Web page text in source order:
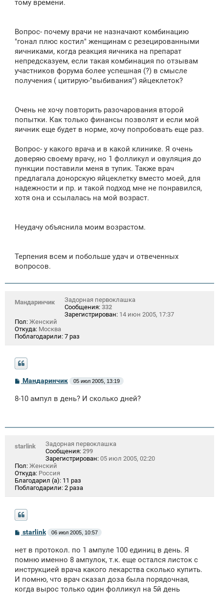
тому времени.
Вопрос- почему врачи не назначают комбинацию
"гонал плюс костил" женщинам с резецированными
яичниками, когда реакция яичника на препарат
непредсказуем, если такая комбинация по отзывам
участников форума более успешная (?) в смысле
получения ( цитирую-"выбивания") яйцеклеток?
Очень не хочу повторить разочарования второй
попытки. Как только финансы позволят и если мой
яичник еще будет в норме, хочу попробовать еще раз.
Вопрос- у какого врача и в какой клинике. Я очень
доверяю своему врачу, но 1 фолликул и овуляция до
пункции поставили меня в тупик. Также врач
предлагала донорскую яйцеклетку вместо моей, для
надежности и пр. и такой подход мне не понравился,
хотя она и ссылалась на мой возраст.
Неудачу объяснила моим возрастом.
Терпения всем и побольше удач и отвеченных
вопросов.
Мандаринчик
Задорная первоклашка
Сообщения: 332
Зарегистрирован: 14 июн 2005, 17:37
Пол: Женский
Откуда: Москва
Поблагодарили: 7 раз
С
б
и
Мандаринчик 05 июл 2005, 13:19
8-10 ампул в день? И сколько дней?
starlink
Задорная первоклашка
Сообщения: 299
Зарегистрирован: 05 июл 2005, 02:20
Пол: Женский
Откуда: Россия
Благодарил (а): 11 раз
Поблагодарили: 2 раза
С
б
щ
н
и
starlink 06 июл 2005, 10:57
нет в протокол. по 1 ампуле 100 единиц в день. Я
помню именно 8 ампулок, т.к. еще остался листок с
инструкцией врача какого лекарства сколько купить.
И помню, что врач сказал доза была порядочная,
когда вырос только один фолликул на 5й день